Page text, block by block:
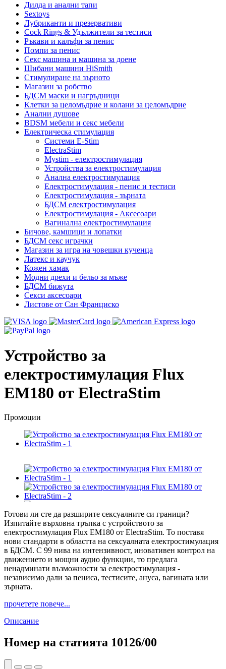
Дилда и анални тапи
Sextoys
Лубриканти и презервативи
Cock Rings & Удължители за тестиси
Ръкави и калъфи за пенис
Помпи за пенис
Секс машина и машина за доене
Шибани машини HiSmith
Стимулиране на зърното
Магазин за робство
БДСМ маски и нагръдници
Клетки за целомъдрие и колани за целомъдрие
Анални душове
BDSM мебели и секс мебели
Електрическа стимулация
Системи E-Stim
ElectraStim
Mystim - електростимулация
Устройства за електростимулация
Анална електростимулация
Електростимулация - пенис и тестиси
Електростимулация - зърната
БДСМ електростимулация
Електростимулация - Аксесоари
Вагинална електростимулация
Бичове, камшици и лопатки
БДСМ секс играчки
Магазин за игра на човешки кученца
Латекс и каучук
Кожен хамак
Модни дрехи и бельо за мъже
БДСМ бижута
Секси аксесоари
Листове от Сан Франциско
Устройство за
електростимулация Flux
EM180 от ElectraStim
Промоции
Готови ли сте да разширите сексуалните си граници?
Изпитайте върховна тръпка с устройството за
електростимулация Flux EM180 от ElectraStim. То поставя
нови стандарти в областта на сексуалната електростимулация
в БДСМ. С 99 нива на интензивност, иновативен контрол на
движението и мощни аудио функции, то предлага
ненадминати възможности за електростимулация -
независимо дали за пениса, тестисите, ануса, вагината или
зърната.
прочетете повече...
Описание
Номер на статията 10126/00